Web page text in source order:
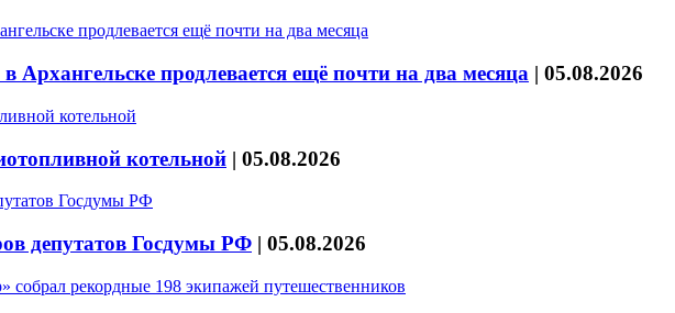
Архангельске продлевается ещё почти на два месяца | 05.08.2026
котельной | 05.08.2026
депутатов Госдумы РФ | 05.08.2026